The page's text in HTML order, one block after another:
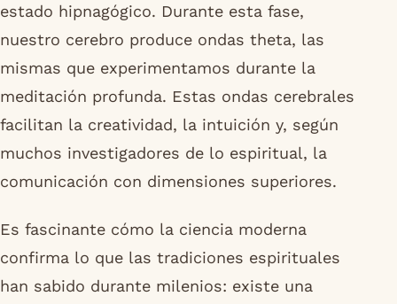
estado hipnagógico. Durante esta fase,
nuestro cerebro produce ondas theta, las
mismas que experimentamos durante la
meditación profunda. Estas ondas cerebrales
facilitan la creatividad, la intuición y, según
muchos investigadores de lo espiritual, la
comunicación con dimensiones superiores.
Es fascinante cómo la ciencia moderna
confirma lo que las tradiciones espirituales
han sabido durante milenios: existe una